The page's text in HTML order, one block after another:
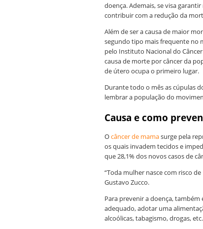
doença. Ademais, se visa
contribuir com a redução da
Além de ser a causa de maior
segundo tipo mais frequente no
pelo Instituto Nacional do
causa de morte por câncer da
de útero ocupa o primeiro lugar.
Durante todo o mês as cúpulas
lembrar a população do
Causa e como
Ocâncer de mamasurge pela
os quais invadem tecidos e
que 28,1% dos novos casos de
“Toda mulher nasce com risco
Gustavo Zucco.
Para prevenir a doença,
adequado, adotar uma
alcoólicas, tabagismo, drogas, etc.